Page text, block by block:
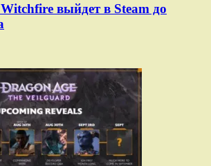
выйдет в Steam до